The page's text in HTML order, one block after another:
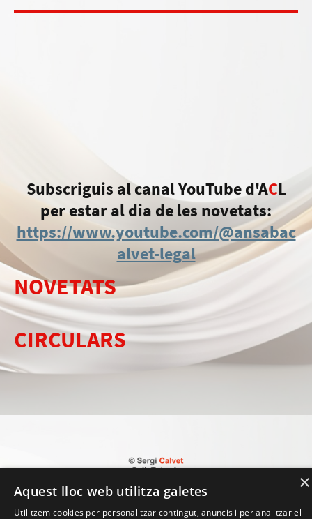
Subscriguis al canal YouTube d'ACL
per estar al dia de les novetats:
https://www.youtube.com/@ansabac
alvet-legal
NOVETATS
CIRCULARS
×
Aquest lloc web utilitza galetes
Utilitzem cookies per personalitzar contingut, anuncis i per analitzar el